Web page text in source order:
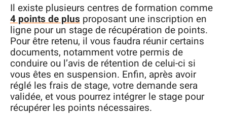
Il existe plusieurs centres de formation comme
4 points de plus proposant une inscription en
ligne pour un stage de récupération de points.
Pour être retenu, il vous faudra réunir certains
documents, notamment votre permis de
conduire ou l’avis de rétention de celui-ci si
vous êtes en suspension. Enfin, après avoir
réglé les frais de stage, votre demande sera
validée, et vous pourrez intégrer le stage pour
récupérer les points nécessaires.